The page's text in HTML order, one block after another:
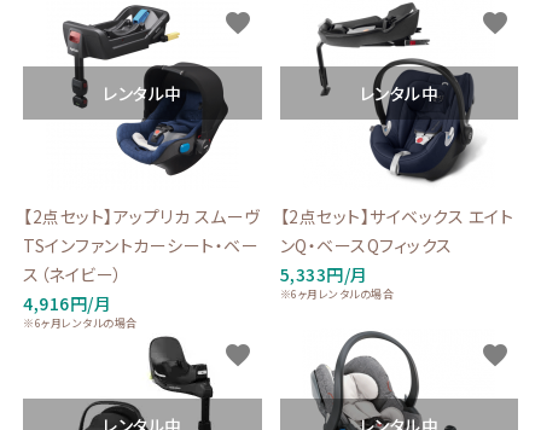
レンタル中
【2点セット】アップリカ スムーヴ
TSインファントカーシート・ベー
ス（ネイビー）
4,916円/月
※6ヶ月レンタルの場合
favorite
レンタル中
【2点セット】サイベックス エイト
ンQ・ベースQフィックス
5,333円/月
※6ヶ月レンタルの場合
favorite
レンタル中
favorite
レンタル中
favorite